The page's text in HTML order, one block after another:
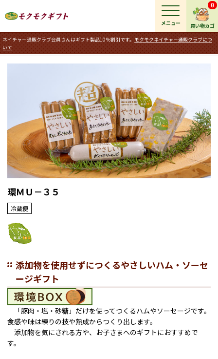
買い物カゴ
0
ネイチャー通販クラブ会員さんはギフト製品10％割引です。 モクモクネイチャー通販クラブにつ
いて
メニュー
環ＭＵ－３５
冷蔵便
添加物を使用せずにつくるやさしいハム・ソーセ
ージギフト
「豚肉・塩・砂糖」だけを使ってつくるハムやソーセージです。
食感や味は練りの技や熟成からつくり出します。
添加物を気にされる方や、お子さまへのギフトにおすすめで
す。